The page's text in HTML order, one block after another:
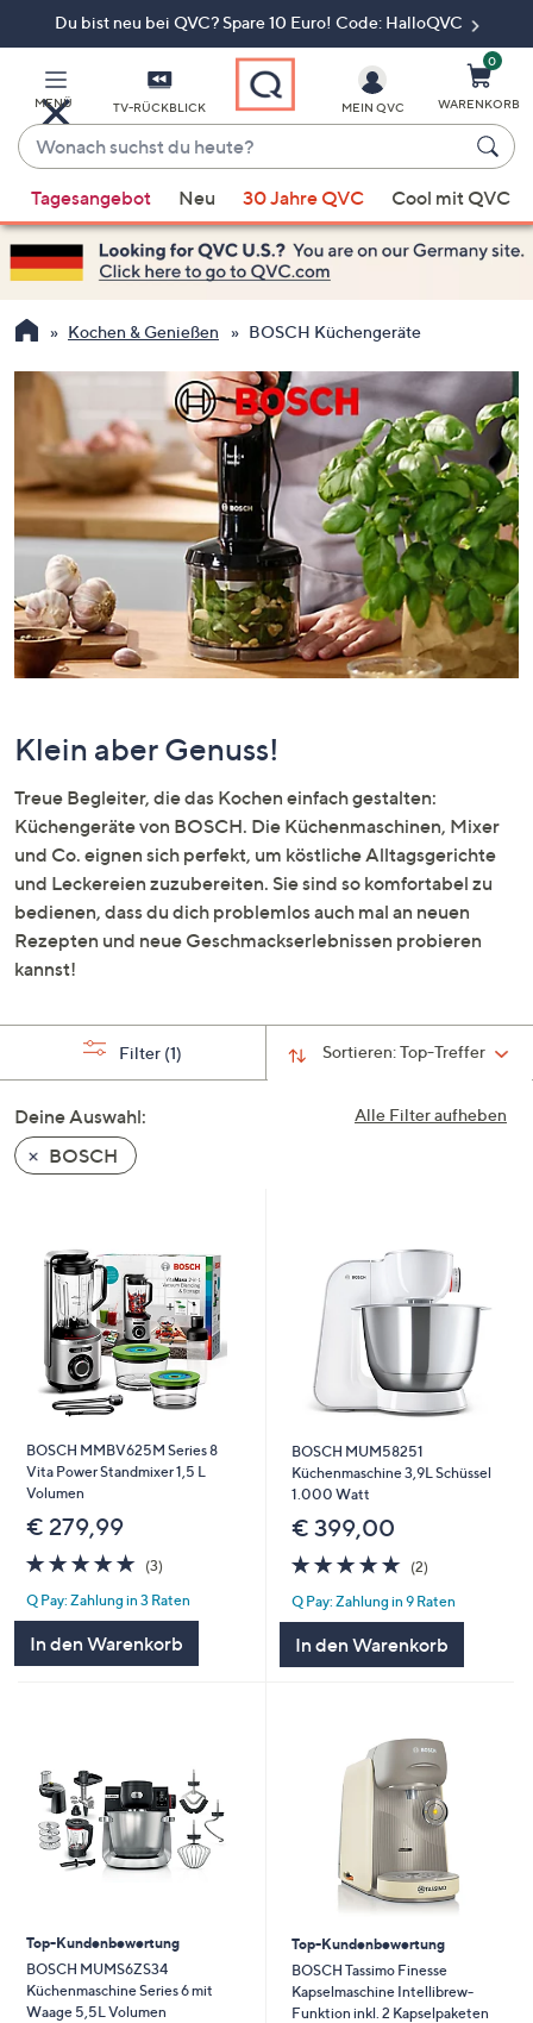
Du bist neu bei QVC? Spare 10 Euro! Code: HalloQVC
MENÜ TV-RÜCKBLICK
Wonach
suchst
du
heute?
Vorschläge
verfügbar
sind,
verwenden
Sie
Pfeiltasten
oben
nach
unten
oder
wischen
Sie
auf
Touch-
links
rechts,
um
diese
anzuzeigen.
MEIN QVC
0
WARENKORB
Tagesangebot Neu 30 Jahre QVC Cool mit QVC
Kochen & Genießen BOSCH Küchengeräte
Klein aber Genuss!
Treue Begleiter, die das Kochen einfach gestalten:
Küchengeräte von BOSCH. Die Küchenmaschinen, Mixer
und Co. eignen sich perfekt, um köstliche Alltagsgerichte
und Leckereien zuzubereiten. Sie sind so komfortabel zu
bedienen, dass du dich problemlos auch mal an neuen
Rezepten und neue Geschmackserlebnissen probieren
kannst!
Sortieren:Top-Treffer
Filter (1)
Alle Filter aufheben
Deine Auswahl:
BOSCH
BOSCH MMBV625M Series 8
Vita Power Standmixer 1,5 L
Volumen
€ 279,99
5.0
von
5
(3)
Q Pay: Zahlung in 3 Raten
In den Warenkorb
BOSCH MUM58251
Küchenmaschine 3,9L Schüssel
1.000 Watt
€ 399,00
5.0
von
5
(2)
Q Pay: Zahlung in 9 Raten
In den Warenkorb
Top-Kundenbewertung
BOSCH MUMS6ZS34
Küchenmaschine Series 6 mit
Waage 5,5L Volumen
Top-Kundenbewertung
BOSCH Tassimo Finesse
Kapselmaschine Intellibrew-
Funktion inkl. 2 Kapselpaketen